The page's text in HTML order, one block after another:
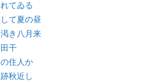
てゐる
て夏の昼
き八月来
干
住人か
秋近し